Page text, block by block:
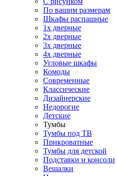
По вашим размерам
Шкафы распашные
1х дверные
2х дверные
3х дверные
4х дверные
Угловые шкафы
Комоды
Современные
Классические
Дизайнерские
Недорогие
Детские
Тумбы
Тумбы под ТВ
Прикроватные
Тумбы для детской
Подставки и консоли
Вешалки